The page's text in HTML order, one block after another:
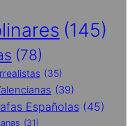
(145)
(78)
(35)
(39)
Españolas (45)
(31)